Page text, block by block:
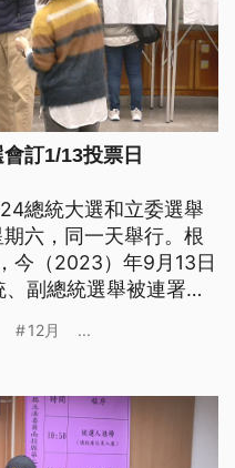
訂1/13投票日
總統大選和立委選舉
六，同一天舉行。根
今（2023）年9月13日
副總統選舉被連署
受理大選與立委候選
辦理電視政見發
12月 ...